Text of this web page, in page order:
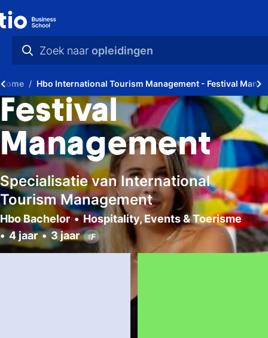
Zoek naar opleidingen
videos
nieuws
opleidingen
Home Hbo International Tourism Management - Festival
Festival
Management
Specialisatie van International
Tourism Management
Hbo Bachelor
Hospitality, Events & Toerisme
4 jaar
3 jaar